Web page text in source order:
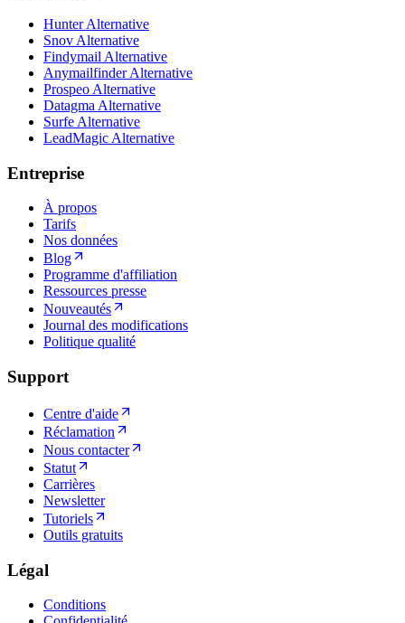
Hunter Alternative
Snov Alternative
Findymail Alternative
Anymailfinder Alternative
Prospeo Alternative
Datagma Alternative
Surfe Alternative
LeadMagic Alternative
Entreprise
À propos
Tarifs
Nos données
Blog
Programme d'affiliation
Ressources presse
Nouveautés
Journal des modifications
Politique qualité
Support
Centre d'aide
Réclamation
Nous contacter
Statut
Carrières
Newsletter
Tutoriels
Outils gratuits
Légal
Conditions